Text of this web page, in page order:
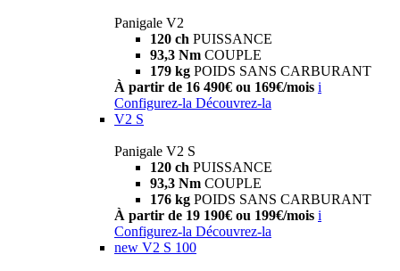
Panigale V2
120 ch PUISSANCE
93,3 Nm COUPLE
179 kg POIDS SANS CARBURANT
À partir de 16 490€ ou 169€/mois i
Configurez-la Découvrez-la
V2 S
Panigale V2 S
120 ch PUISSANCE
93,3 Nm COUPLE
176 kg POIDS SANS CARBURANT
À partir de 19 190€ ou 199€/mois i
Configurez-la Découvrez-la
new V2 S 100